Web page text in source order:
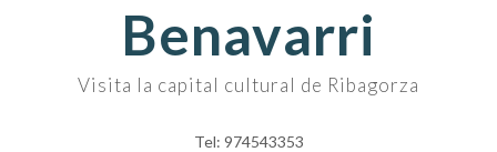
Benavarri
Visita la capital cultural de Ribagorza
Tel: 974543353